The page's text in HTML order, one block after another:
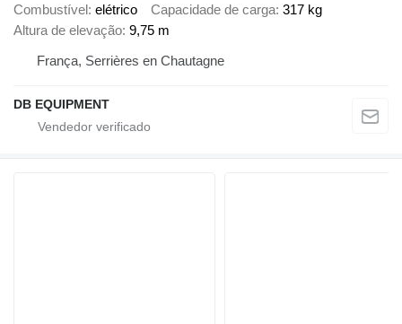
Combustível elétrico Capacidade de carga 317 kg
Altura de elevação 9,75 m
França, Serrières en Chautagne
DB EQUIPMENT